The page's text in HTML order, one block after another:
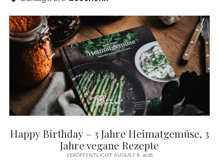
REZEPTE
IMPRESSUM
DATENSCHUTZ
facebook
pinterestinstagram
amazon
E-
Mail
Happy Birthday – 3 Jahre Heimatgemüse, 3
Jahre vegane Rezepte
VERÖFFENTLICHT AUGUST 8, 2026